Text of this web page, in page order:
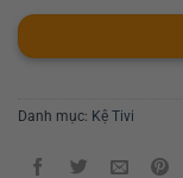
Danh mục: Kệ Tivi